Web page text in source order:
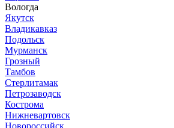
Вологда
Якутск
Владикавказ
Подольск
Мурманск
Грозный
Тамбов
Стерлитамак
Петрозаводск
Кострома
Нижневартовск
Новороссийск